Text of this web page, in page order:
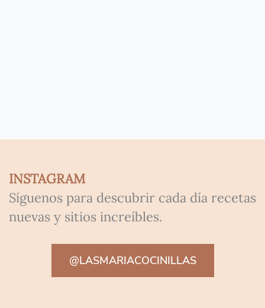
INSTAGRAM
Síguenos para descubrir cada día recetas
nuevas y sitios increíbles.
@LASMARIACOCINILLAS